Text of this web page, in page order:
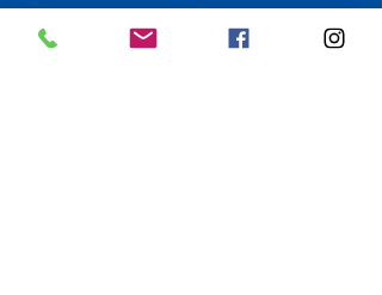
Email Asunto